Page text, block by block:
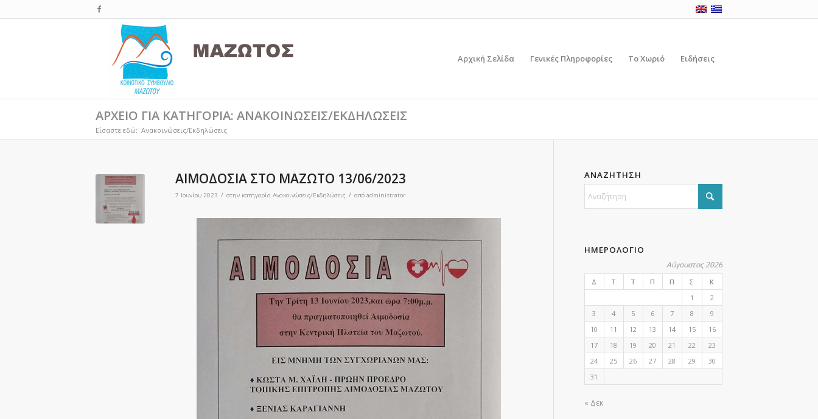
Αρχική Σελίδα Γενικές Πληροφορίες Το Χωριό Ειδήσεις
ΑΡΧΕΙΟ ΓΙΑ ΚΑΤΗΓΟΡΙΑ: ΑΝΑΚΟΙΝΩΣΕΙΣ/ΕΚΔΗΛΩΣΕΙΣ
Είσαστε εδώ: Ανακοινώσεις/Εκδηλώσεις
ΑΙΜΟΔΟΣΙΑ ΣΤΟ ΜΑΖΩΤΟ 13/06/2023
7 Ιουνίου 2023 / στην κατηγορία Ανακοινώσεις/Εκδηλώσεις / από administrator
ΑΝΑΖΗΤΗΣΗ
ΗΜΕΡΟΛΟΓΙΟ
Αύγουστος 2026
Δ Τ Τ Π Π Σ
Κ
1
2
3
4 5 6 7 8
9
10
11 12 13 14 15
16
17
18 19 20 21 22
23
24
25 26 27 28 29
30
31
« Δεκ